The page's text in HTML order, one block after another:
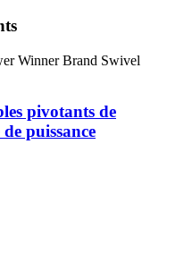
pivotants de
puissance